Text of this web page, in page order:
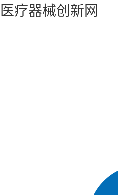
医疗器械创新网